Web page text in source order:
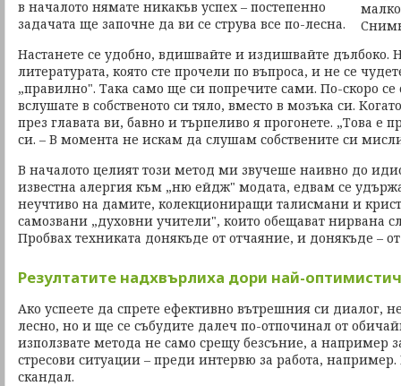
в началото нямате никакъв успех – постепенно
задачата ще започне да ви се струва все по-лесна.
Настанете се удобно, вдишвайте и издишвайте дълбоко.
литературата, която сте прочели по въпроса, и не се
„правилно". Така само ще си попречите сами. По-скоро се
вслушате в собственото си тяло, вместо в мозъка си.
през главата ви, бавно и търпеливо я прогонете. „Това е
си. – В момента не искам да слушам собствените си
В началото целият този метод ми звучеше наивно до
известна алергия към „ню ейдж" модата, едвам се
неучтиво на дамите, колекциониращи талисмани и
самозвани „духовни учители", които обещават нирвана
Пробвах техниката донякъде от отчаяние, и донякъде –
Резултатите надхвърлиха дори най-
Ако успеете да спрете ефективно вътрешния си диалог,
лесно, но и ще се събудите далеч по-отпочинал от
използвате метода не само срещу безсъние, а например
стресови ситуации – преди интервю за работа,
скандал.